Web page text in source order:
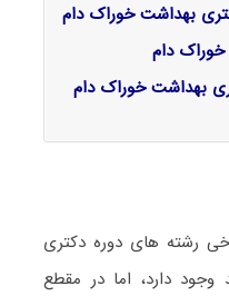
بهداشت خوراک دام
دام
بهداشت خوراک دام
رشته های دوره دکتری
دارد، اما در مقطع